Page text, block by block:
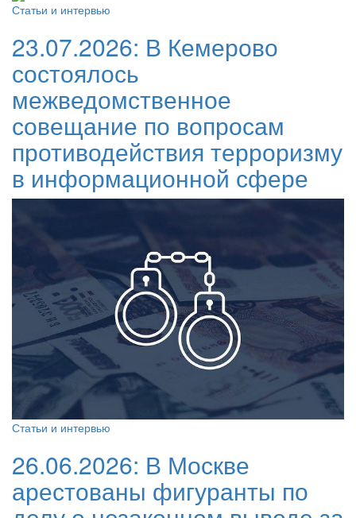
Статьи и интервью
23.07.2026: В Кемерово
состоялось
межведомственное
совещание по вопросам
противодействия терроризму
в информационной сфере
Статьи и интервью
26.06.2026: В Москве
арестованы фигуранты по